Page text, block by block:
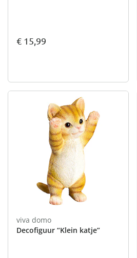
€ 15,99
viva domo
Decofiguur “Klein katje”